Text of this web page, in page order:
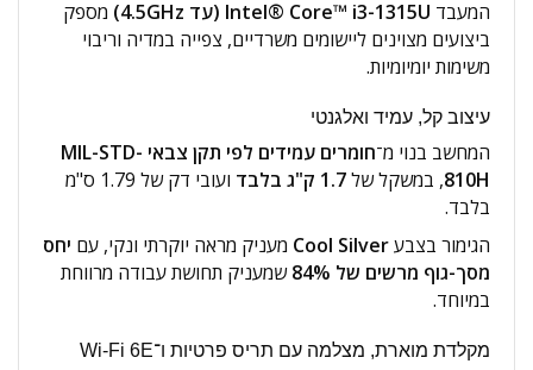
המעבד Intel® Core™ i3-1315U (עד ‎4.5GHz‎)
מספק
ביצועים מצוינים ליישומים משרדיים, צפייה במדיה וריבוי
משימות יומיומיות.
עיצוב קל, עמיד ואלגנטי
המחשב בנוי מ־
חומרים עמידים לפי תקן צבאי MIL-STD-
810H, במשקל של1.7 ק"ג בלבד
ועובי דק של ‎1.79‎ ס"מ
בלבד.
הגימור בצבעCool Silver מעניק מראה יוקרתי ונקי, עם יחס
מסך-גוף מרשים של ‎84%‎
שמעניק תחושת עבודה מרווחת
במיוחד.
מקלדת מוארת, מצלמה עם תריס פרטיות ו־Wi-Fi 6E